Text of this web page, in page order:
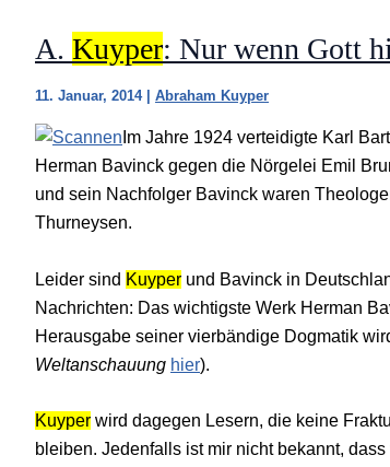
A. Kuyper: Nur wenn Gott
11. Januar, 2014 Abraham Kuyper
Im Jahre 1924 verteidigte Karl
Herman Bavinck gegen die Nörgelei Emil
und sein Nachfolger Bavinck waren
Thurneysen.
Leider sind Kuyper und Bavinck in
Nachrichten: Das wichtigste Werk Herman
Herausgabe seiner vierbändige Dogmatik
Weltanschauung hier).
Kuyper wird dagegen Lesern, die keine
bleiben. Jedenfalls ist mir nicht bekannt,